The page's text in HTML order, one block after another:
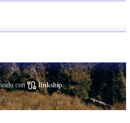
con linkship.